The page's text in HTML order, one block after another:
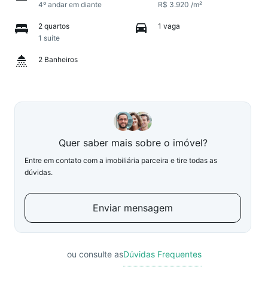
4º andar em diante
R$ 3.920 /m²
2 quartos
1 suíte
1 vaga
2 Banheiros
Quer saber mais sobre o imóvel?
Entre em contato com a imobiliária parceira e tire todas as
dúvidas.
Enviar mensagem
ou consulte asDúvidas Frequentes